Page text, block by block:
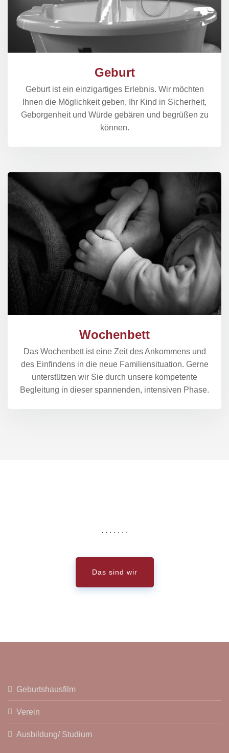
Geburt
Geburt ist ein einzigartiges Erlebnis. Wir möchten
Ihnen die Möglichkeit geben, Ihr Kind in Sicherheit,
Geborgenheit und Würde gebären und begrüßen zu
können.
Wochenbett
Das Wochenbett ist eine Zeit des Ankommens und
des Einfindens in die neue Familiensituation. Gerne
unterstützen wir Sie durch unsere kompetente
Begleitung in dieser spannenden, intensiven Phase.
. . . . . . .
Das sind wir
Geburtshausfilm
Verein
Ausbildung/ Studium